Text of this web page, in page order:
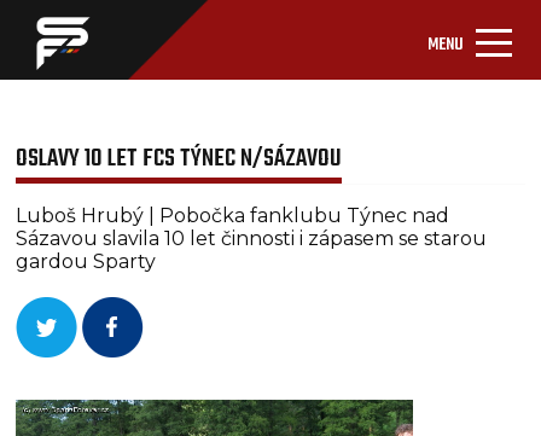
MENU
OSLAVY 10 LET FCS TÝNEC N/SÁZAVOU
Luboš Hrubý | Pobočka fanklubu Týnec nad
Sázavou slavila 10 let činnosti i zápasem se starou
gardou Sparty